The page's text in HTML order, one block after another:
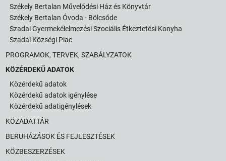
Székely Bertalan Művelődési Ház és Könyvtár
Székely Bertalan Óvoda - Bölcsőde
Szadai Gyermekélelmezési Szociális Étkeztetési Konyha
Szadai Községi Piac
PROGRAMOK, TERVEK, SZABÁLYZATOK
KÖZÉRDEKŰ ADATOK
Közérdekű adatok
Közérdekű adatok igénylése
Közérdekű adatigénylések
KÖZADATTÁR
BERUHÁZÁSOK ÉS FEJLESZTÉSEK
KÖZBESZERZÉSEK